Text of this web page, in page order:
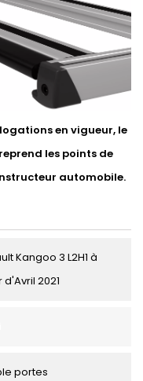
en vigueur, le
les points de
automobile.
Kangoo 3 L2H1 à
2021
portes